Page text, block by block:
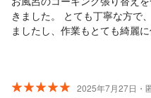
きました。 とても丁寧な方で
ましたし、作業もとても綺麗
す。 本当にありがとうござ
2025年7月27日・